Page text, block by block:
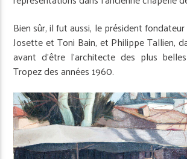
Bien sûr, il fut aussi, le président
Josette et Toni Bain, et Philippe Tallien,
avant d’être l’architecte des plus
Tropez des années 1960.